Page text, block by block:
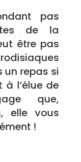
pas
de la
être pas
un repas si
à l’élue de
que,
elle vous
!